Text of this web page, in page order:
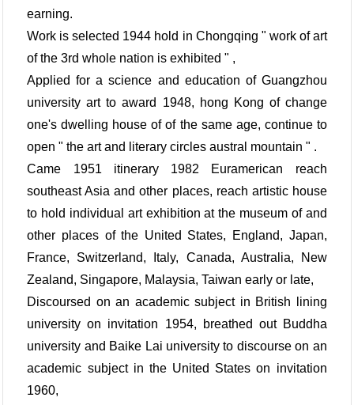
earning.
Work is selected 1944 hold in Chongqing " work of art
of the 3rd whole nation is exhibited " ,
Applied for a science and education of Guangzhou
university art to award 1948, hong Kong of change
one's dwelling house of of the same age, continue to
open " the art and literary circles austral mountain " .
Came 1951 itinerary 1982 Euramerican reach
southeast Asia and other places, reach artistic house
to hold individual art exhibition at the museum of and
other places of the United States, England, Japan,
France, Switzerland, Italy, Canada, Australia, New
Zealand, Singapore, Malaysia, Taiwan early or late,
Discoursed on an academic subject in British lining
university on invitation 1954, breathed out Buddha
university and Baike Lai university to discourse on an
academic subject in the United States on invitation
1960,